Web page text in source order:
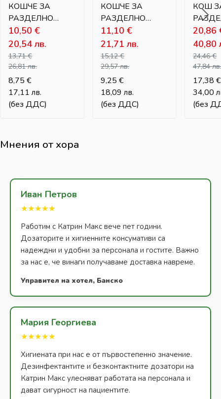
КОШЧЕ ЗА
РАЗДЕЛНО
СЪБИРАНЕ НА
ОТПАДЪЦИ – 20
Л
10,50 €
20,54 лв.
13,71€
26,81лв.
8,75 €
17,11 лв.
(без ДДС)
КОШЧЕ ЗА
РАЗДЕЛНО
СЪБИРАНЕ НА
ОТПАДЪЦИ – 28
Л
11,10€
21,71лв.
15,12€
29,57лв.
9,25€
18,09лв.
(без ДДС)
КОШ
20,86
40,80
24,46€
47,84
17,38€
34,00
(без
Мнения от хора
Иван Петров
★★★★★
Работим с Катрин Макс вече пет години.
Дозаторите и хигиенните консумативи са
надеждни и удобни за персонала и гостите. Важно
за нас е, че винаги получаваме доставка навреме.
Управител на хотел, Банско
Мария Георгиева
★★★★★
Хигиената при нас е от първостепенно значение.
Дезинфектантите и безконтактните дозатори на
Катрин Макс улесняват работата на персонала и
дават сигурност на пациентите.